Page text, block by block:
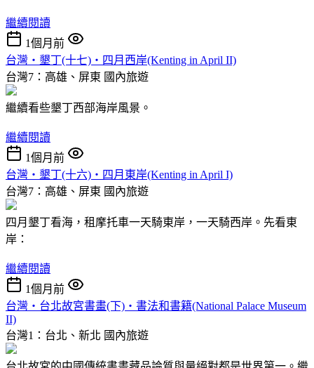
繼續閱讀
1個月前
台灣‧墾丁(十七)‧四月西岸(Kenting in April II)
台灣7：高雄、屏東 國內旅遊
繼續看些墾丁西部海岸風景。
繼續閱讀
1個月前
台灣‧墾丁(十六)‧四月東岸(Kenting in April I)
台灣7：高雄、屏東 國內旅遊
四月墾丁看海，租摩托車一天騎東岸，一天騎西岸。先看東
岸：
繼續閱讀
1個月前
台灣‧台北故宮書畫(下)‧書法和書籍(National Palace Museum
II)
台灣1：台北、新北 國內旅遊